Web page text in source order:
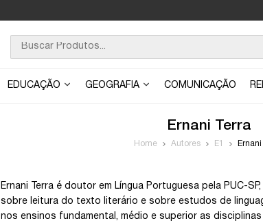
EDUCAÇÃO GEOGRAFIA COMUNICAÇÃO
Ernani Terra
Home Autores E1
Ernani Terra é doutor em Língua Portuguesa pela PUC-
sobre leitura do texto literário e sobre estudos de
nos ensinos fundamental, médio e superior as